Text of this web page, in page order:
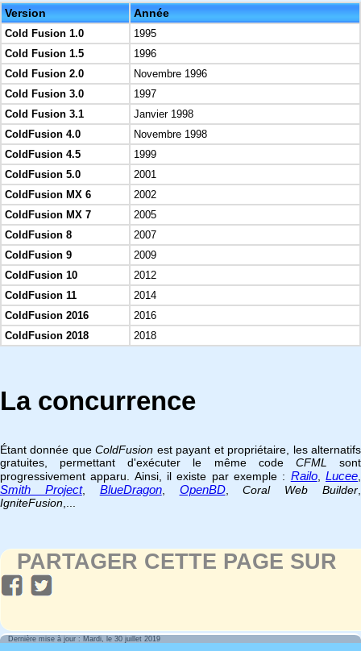
Version Année
Cold Fusion 1.0
1995
Cold Fusion 1.5
1996
Cold Fusion 2.0
Novembre 1996
Cold Fusion 3.0
1997
Cold Fusion 3.1
Janvier 1998
ColdFusion 4.0
Novembre 1998
ColdFusion 4.5
1999
ColdFusion 5.0
2001
ColdFusion MX 6
2002
ColdFusion MX 7
2005
ColdFusion 8
2007
ColdFusion 9
2009
ColdFusion 10
2012
ColdFusion 11
2014
ColdFusion 2016
2016
ColdFusion 2018
2018
La concurrence
Étant donnée queColdFusion est payant et propriétaire, les alternatifs
gratuites, permettant d'exécuter le même code CFML
sont
progressivement apparu. Ainsi, il existe par exemple : Railo,Lucee
Smith Project, BlueDragon, OpenBD,Coral Web Builder
IgniteFusion
PARTAGER CETTE PAGE SUR
Dernière mise à jour : Mardi, le 30 juillet 2019